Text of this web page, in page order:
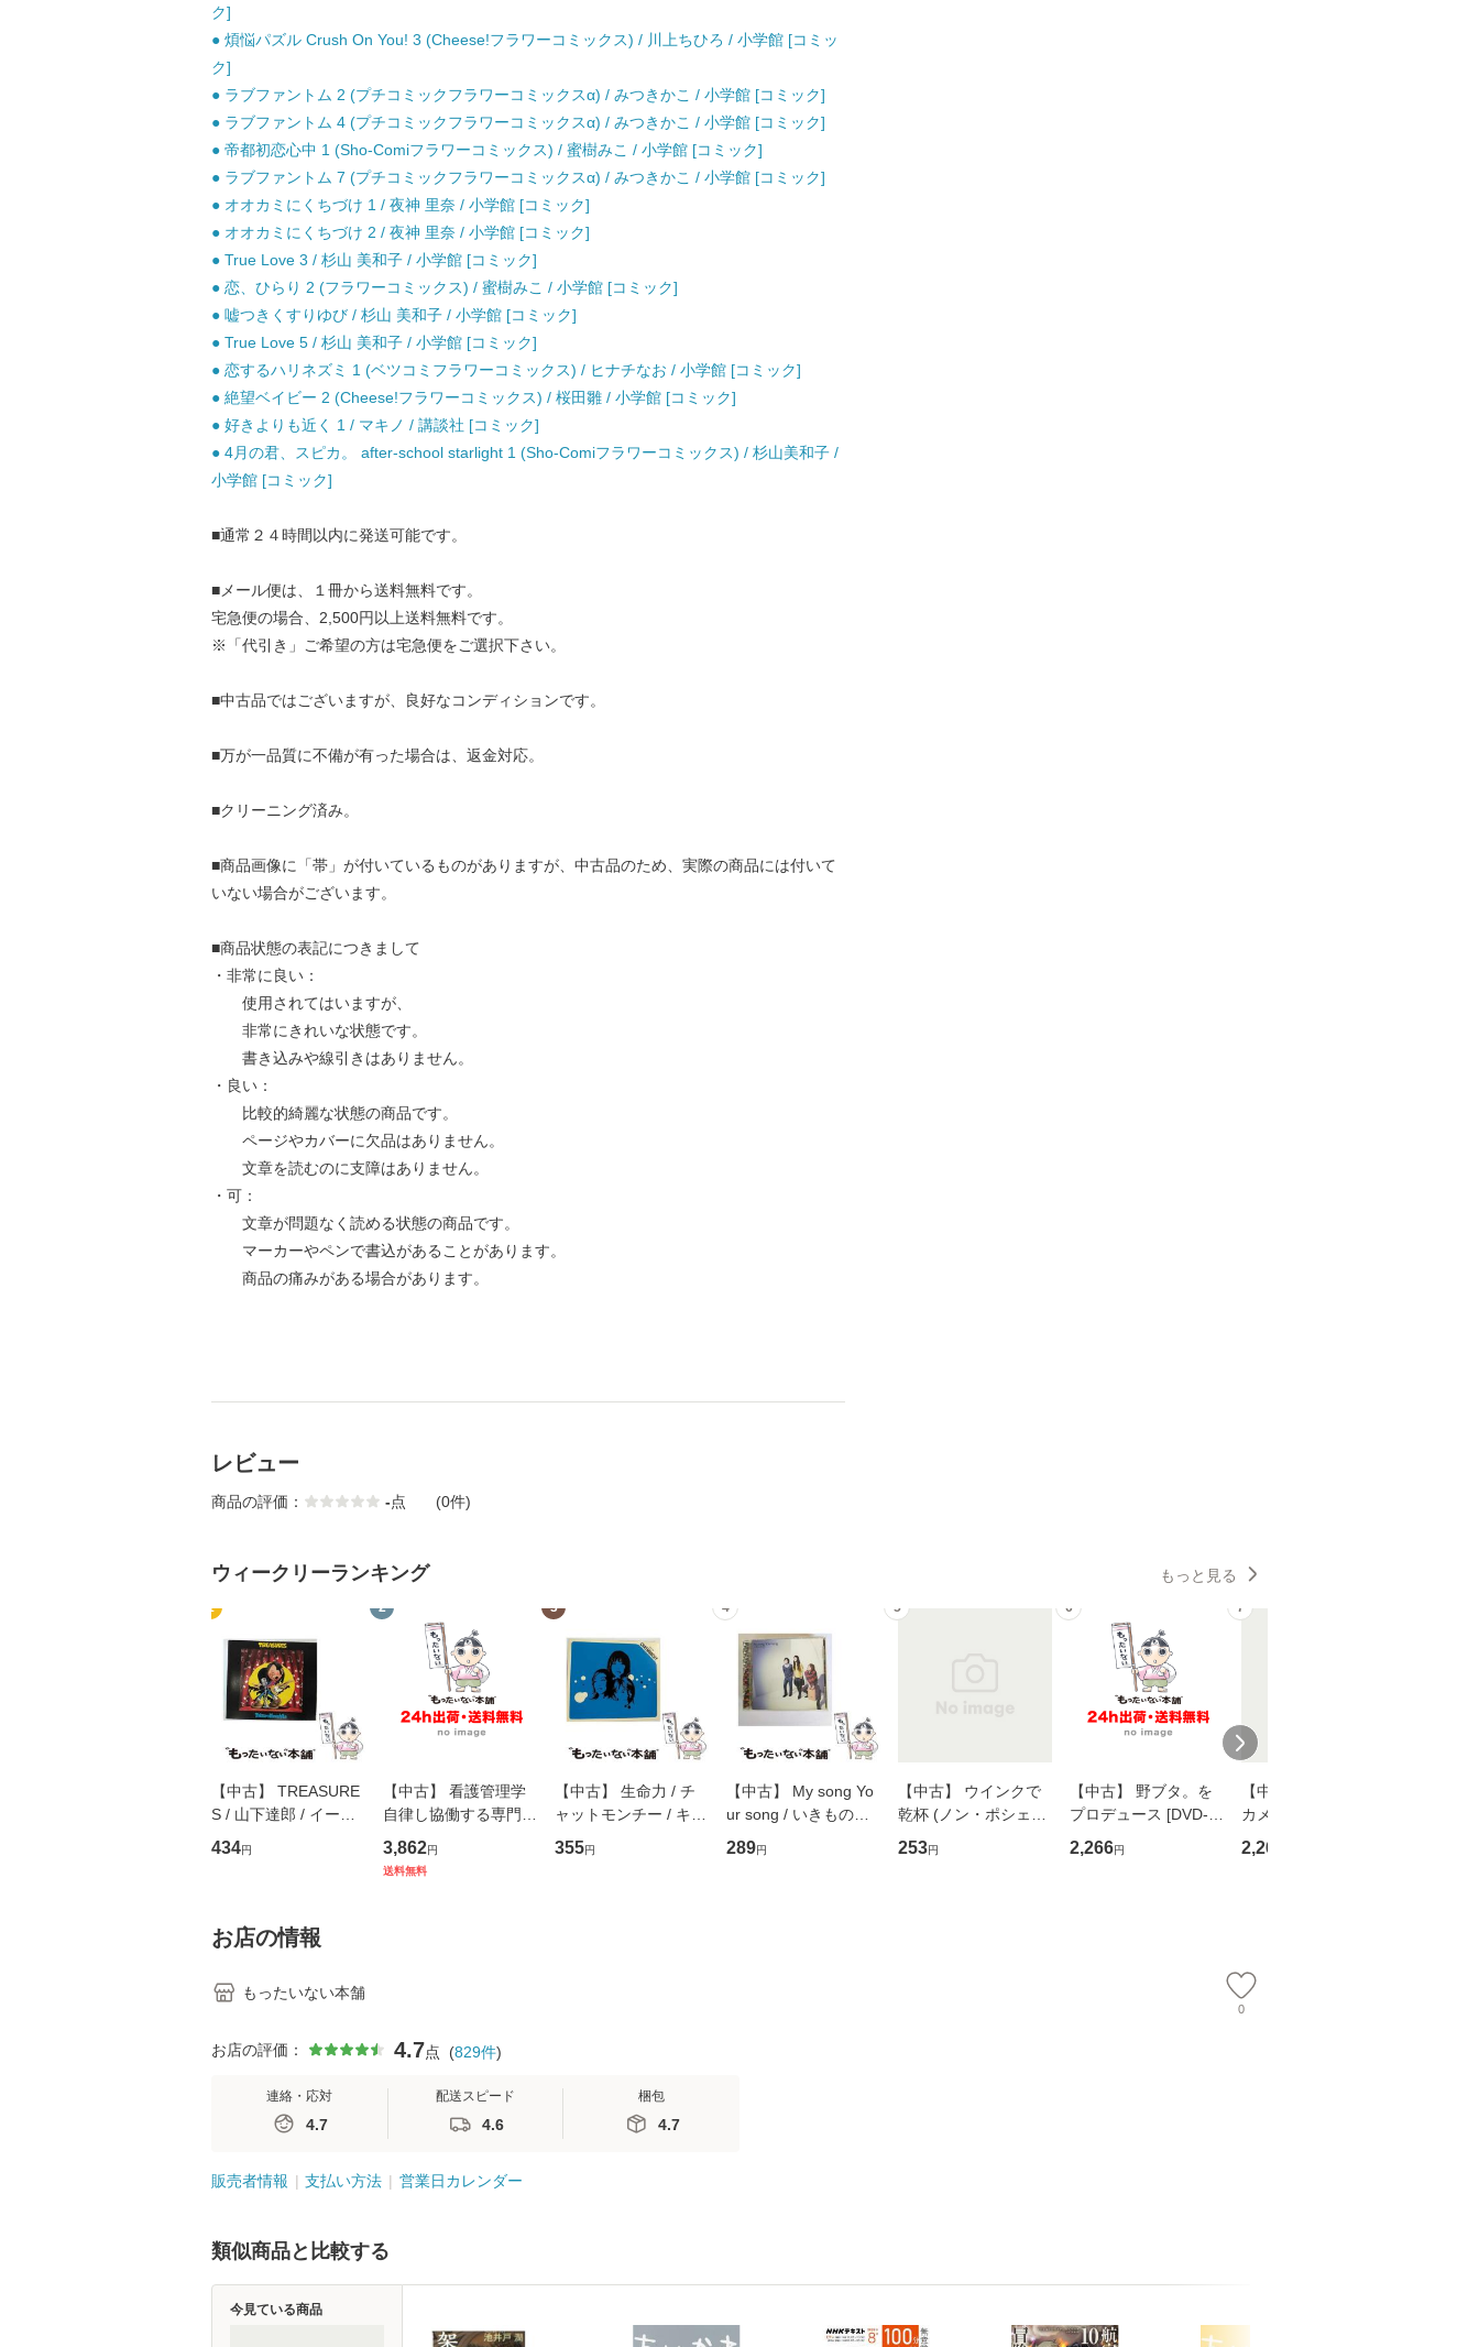
ク]
● 煩悩パズル Crush On You! 3 (Cheese!フラワーコミックス) / 川上ちひろ / 小学館 [コミッ
ク]
● ラブファントム 2 (プチコミックフラワーコミックスα) / みつきかこ / 小学館 [コミック]
● ラブファントム 4 (プチコミックフラワーコミックスα) / みつきかこ / 小学館 [コミック]
● 帝都初恋心中 1 (Sho-Comiフラワーコミックス) / 蜜樹みこ / 小学館 [コミック]
● ラブファントム 7 (プチコミックフラワーコミックスα) / みつきかこ / 小学館 [コミック]
● オオカミにくちづけ 1 / 夜神 里奈 / 小学館 [コミック]
● オオカミにくちづけ 2 / 夜神 里奈 / 小学館 [コミック]
● True Love 3 / 杉山 美和子 / 小学館 [コミック]
● 恋、ひらり 2 (フラワーコミックス) / 蜜樹みこ / 小学館 [コミック]
● 嘘つきくすりゆび / 杉山 美和子 / 小学館 [コミック]
● True Love 5 / 杉山 美和子 / 小学館 [コミック]
● 恋するハリネズミ 1 (ベツコミフラワーコミックス) / ヒナチなお / 小学館 [コミック]
● 絶望ベイビー 2 (Cheese!フラワーコミックス) / 桜田雛 / 小学館 [コミック]
● 好きよりも近く 1 / マキノ / 講談社 [コミック]
● 4月の君、スピカ。 after-school starlight 1 (Sho-Comiフラワーコミックス) / 杉山美和子 /
小学館 [コミック]
■通常２４時間以内に発送可能です。
■メール便は、１冊から送料無料です。
宅急便の場合、2,500円以上送料無料です。
※「代引き」ご希望の方は宅急便をご選択下さい。
■中古品ではございますが、良好なコンディションです。
■万が一品質に不備が有った場合は、返金対応。
■クリーニング済み。
■商品画像に「帯」が付いているものがありますが、中古品のため、実際の商品には付いて
いない場合がございます。
■商品状態の表記につきまして
・非常に良い：
使用されてはいますが、
非常にきれいな状態です。
書き込みや線引きはありません。
・良い：
比較的綺麗な状態の商品です。
ページやカバーに欠品はありません。
文章を読むのに支障はありません。
・可：
文章が問題なく読める状態の商品です。
マーカーやペンで書込があることがあります。
商品の痛みがある場合があります。
レビュー
商品の評価： -点 (0件)
ウィークリーランキング もっと見る
1
【中古】 TREASURE
S / 山下達郎 / イース
トウエスト・ジャパン
[CD]【メール便送料無
434円
2
【中古】 看護管理学
自律し協働する専門職
の看護マネジメントス
キル 改訂第3版 (看護
3,862円
送料無料
3
【中古】 生命力 / チ
ャットモンチー / キュ
ーンレコード [CD]
【メール便送料無料】
355円
4
【中古】 My song Yo
ur song / いきものが
かり / [CD]【メール便
送料無料】
289円
5
【中古】 ウインクで
乾杯 (ノン・ポシェッ
ト) / 東野圭吾 / 祥伝
社 [文庫]【メール便送
253円
6
【中古】 野ブタ。を
プロデュース [DVD-B
OX] / バップ [DVD]
【メール便送料無料】
2,266円
7
【中古】 明日なき森
カメムシ先生が熊野で
語る / 熊野の森ネット
ワークいちいがしの
2,266
お店の情報
もったいない本舗
0
お店の評価： 4.7点 (829件)
連絡・応対
4.7
配送スピード
4.6
梱包
4.7
販売者情報 支払い方法 営業日カレンダー
類似商品と比較する
今見ている商品